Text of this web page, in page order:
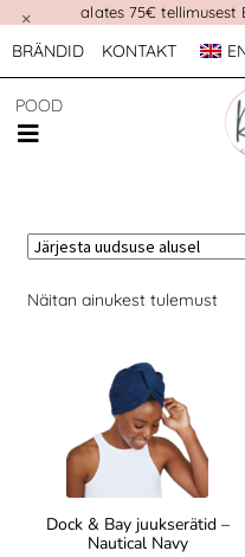
alates 75€ tellimusest
×
BRÄNDID KONTAKT
POOD
Näitan ainukest tulemust
Dock & Bay juukserätid –
Nautical Navy